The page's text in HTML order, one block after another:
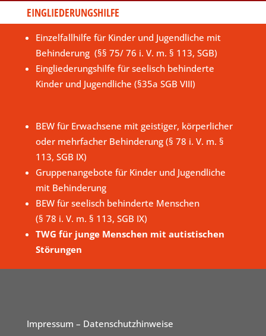
EINGLIEDERUNGSHILFE
Einzelfallhilfe für Kinder und Jugendliche mit
Behinderung (§§ 75/ 76 i. V. m. § 113, SGB)
Eingliederungshilfe für seelisch behinderte
Kinder und Jugendliche (§35a SGB VIII)
BEW für Erwachsene mit geistiger, körperlicher
oder mehrfacher Behinderung (§ 78 i. V. m. §
113, SGB IX)
Gruppenangebote für Kinder und Jugendliche
mit Behinderung
BEW für seelisch behinderte Menschen
(§ 78 i. V. m. § 113, SGB IX)
TWG für junge Menschen mit autistischen
Störungen
Impressum – Datenschutzhinweise